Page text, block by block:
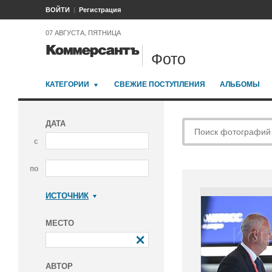
ВОЙТИ Регистрация
07 АВГУСТА, ПЯТНИЦА
Фото
КАТЕГОРИИ СВЕЖИЕ ПОСТУПЛЕНИЯ АЛЬБОМЫ
ДАТА
с
по
ИСТОЧНИК
МЕСТО
АВТОР